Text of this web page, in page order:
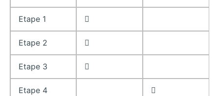
Etape 1 
Etape 2 
Etape 3 
Etape 4 